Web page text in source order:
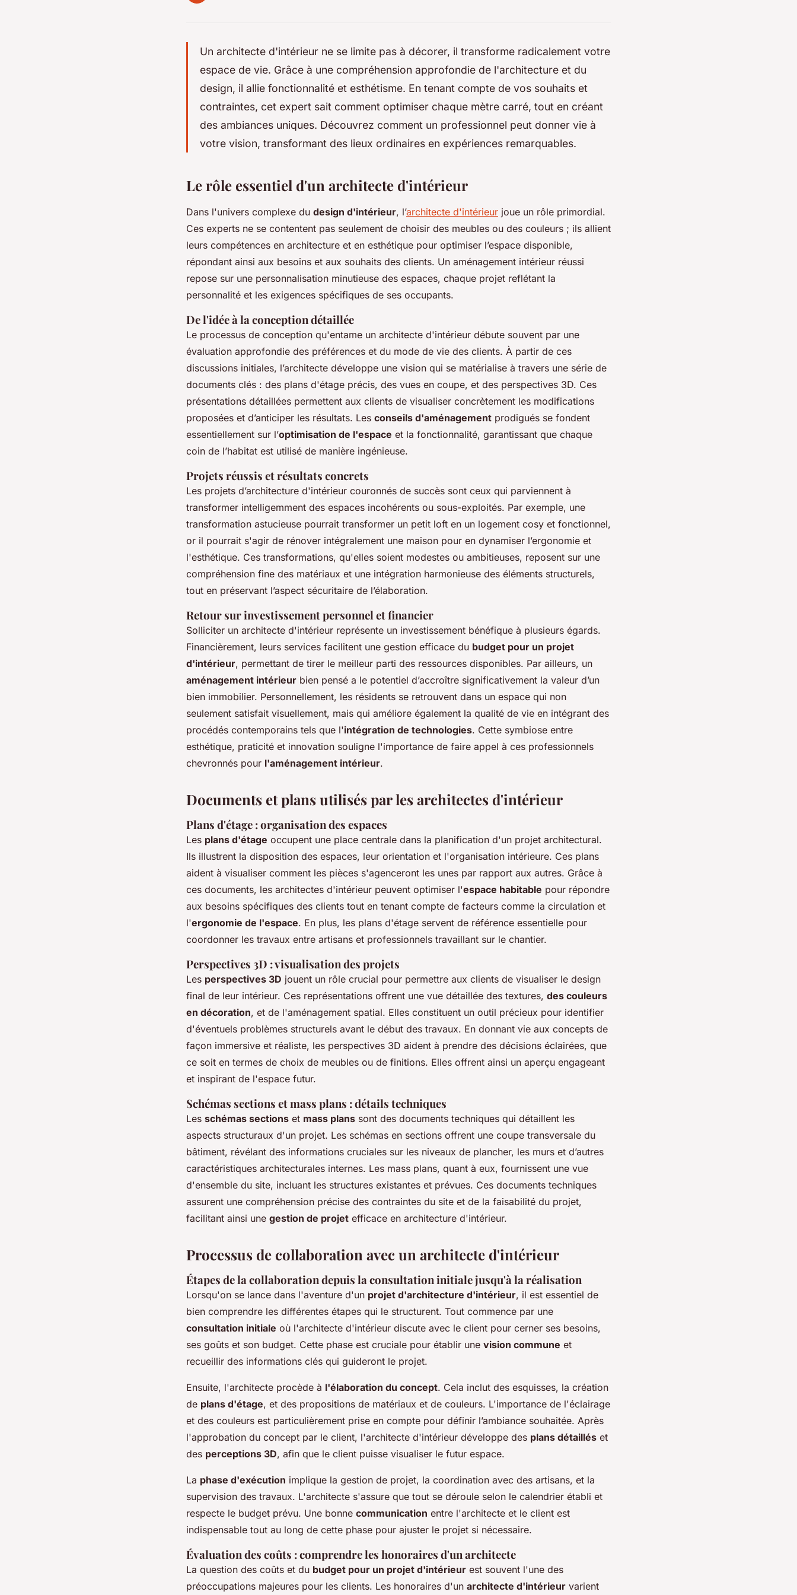
Un architecte d'intérieur ne se limite pas à décorer, il transforme radicalement votre
espace de vie. Grâce à une compréhension approfondie de l'architecture et du
design, il allie fonctionnalité et esthétisme. En tenant compte de vos souhaits et
contraintes, cet expert sait comment optimiser chaque mètre carré, tout en créant
des ambiances uniques. Découvrez comment un professionnel peut donner vie à
votre vision, transformant des lieux ordinaires en expériences remarquables.
Le rôle essentiel d'un architecte d'intérieur
Dans l'univers complexe du design d'intérieur, l’architecte d'intérieur joue un rôle primordial.
Ces experts ne se contentent pas seulement de choisir des meubles ou des couleurs ; ils allient
leurs compétences en architecture et en esthétique pour optimiser l’espace disponible,
répondant ainsi aux besoins et aux souhaits des clients. Un aménagement intérieur réussi
repose sur une personnalisation minutieuse des espaces, chaque projet reflétant la
personnalité et les exigences spécifiques de ses occupants.
De l'idée à la conception détaillée
Le processus de conception qu'entame un architecte d'intérieur débute souvent par une
évaluation approfondie des préférences et du mode de vie des clients. À partir de ces
discussions initiales, l’architecte développe une vision qui se matérialise à travers une série de
documents clés : des plans d'étage précis, des vues en coupe, et des perspectives 3D. Ces
présentations détaillées permettent aux clients de visualiser concrètement les modifications
proposées et d’anticiper les résultats. Les conseils d'aménagement prodigués se fondent
essentiellement sur l’optimisation de l'espace et la fonctionnalité, garantissant que chaque
coin de l’habitat est utilisé de manière ingénieuse.
Projets réussis et résultats concrets
Les projets d’architecture d'intérieur couronnés de succès sont ceux qui parviennent à
transformer intelligemment des espaces incohérents ou sous-exploités. Par exemple, une
transformation astucieuse pourrait transformer un petit loft en un logement cosy et fonctionnel,
or il pourrait s'agir de rénover intégralement une maison pour en dynamiser l’ergonomie et
l'esthétique. Ces transformations, qu'elles soient modestes ou ambitieuses, reposent sur une
compréhension fine des matériaux et une intégration harmonieuse des éléments structurels,
tout en préservant l’aspect sécuritaire de l’élaboration.
Retour sur investissement personnel et financier
Solliciter un architecte d'intérieur représente un investissement bénéfique à plusieurs égards.
Financièrement, leurs services facilitent une gestion efficace du budget pour un projet
d'intérieur, permettant de tirer le meilleur parti des ressources disponibles. Par ailleurs, un
aménagement intérieur bien pensé a le potentiel d’accroître significativement la valeur d’un
bien immobilier. Personnellement, les résidents se retrouvent dans un espace qui non
seulement satisfait visuellement, mais qui améliore également la qualité de vie en intégrant des
procédés contemporains tels que l'intégration de technologies. Cette symbiose entre
esthétique, praticité et innovation souligne l'importance de faire appel à ces professionnels
chevronnés pour l'aménagement intérieur.
Documents et plans utilisés par les architectes d'intérieur
Plans d'étage : organisation des espaces
Les plans d'étage occupent une place centrale dans la planification d'un projet architectural.
Ils illustrent la disposition des espaces, leur orientation et l'organisation intérieure. Ces plans
aident à visualiser comment les pièces s'agenceront les unes par rapport aux autres. Grâce à
ces documents, les architectes d'intérieur peuvent optimiser l'espace habitable pour répondre
aux besoins spécifiques des clients tout en tenant compte de facteurs comme la circulation et
l'ergonomie de l'espace. En plus, les plans d'étage servent de référence essentielle pour
coordonner les travaux entre artisans et professionnels travaillant sur le chantier.
Perspectives 3D : visualisation des projets
Les perspectives 3D jouent un rôle crucial pour permettre aux clients de visualiser le design
final de leur intérieur. Ces représentations offrent une vue détaillée des textures, des couleurs
en décoration, et de l'aménagement spatial. Elles constituent un outil précieux pour identifier
d'éventuels problèmes structurels avant le début des travaux. En donnant vie aux concepts de
façon immersive et réaliste, les perspectives 3D aident à prendre des décisions éclairées, que
ce soit en termes de choix de meubles ou de finitions. Elles offrent ainsi un aperçu engageant
et inspirant de l'espace futur.
Schémas sections et mass plans : détails techniques
Les schémas sections et mass plans sont des documents techniques qui détaillent les
aspects structuraux d'un projet. Les schémas en sections offrent une coupe transversale du
bâtiment, révélant des informations cruciales sur les niveaux de plancher, les murs et d’autres
caractéristiques architecturales internes. Les mass plans, quant à eux, fournissent une vue
d'ensemble du site, incluant les structures existantes et prévues. Ces documents techniques
assurent une compréhension précise des contraintes du site et de la faisabilité du projet,
facilitant ainsi une gestion de projet efficace en architecture d'intérieur.
Processus de collaboration avec un architecte d'intérieur
Étapes de la collaboration depuis la consultation initiale jusqu'à la réalisation
Lorsqu'on se lance dans l'aventure d'un projet d'architecture d'intérieur, il est essentiel de
bien comprendre les différentes étapes qui le structurent. Tout commence par une
consultation initiale où l'architecte d'intérieur discute avec le client pour cerner ses besoins,
ses goûts et son budget. Cette phase est cruciale pour établir une vision commune et
recueillir des informations clés qui guideront le projet.
Ensuite, l'architecte procède à l'élaboration du concept. Cela inclut des esquisses, la création
de plans d'étage, et des propositions de matériaux et de couleurs. L'importance de l'éclairage
et des couleurs est particulièrement prise en compte pour définir l’ambiance souhaitée. Après
l'approbation du concept par le client, l'architecte d'intérieur développe des plans détaillés et
des perceptions 3D, afin que le client puisse visualiser le futur espace.
La phase d'exécution implique la gestion de projet, la coordination avec des artisans, et la
supervision des travaux. L'architecte s'assure que tout se déroule selon le calendrier établi et
respecte le budget prévu. Une bonne communication entre l'architecte et le client est
indispensable tout au long de cette phase pour ajuster le projet si nécessaire.
Évaluation des coûts : comprendre les honoraires d'un architecte
La question des coûts et du budget pour un projet d'intérieur est souvent l'une des
préoccupations majeures pour les clients. Les honoraires d'un architecte d'intérieur varient